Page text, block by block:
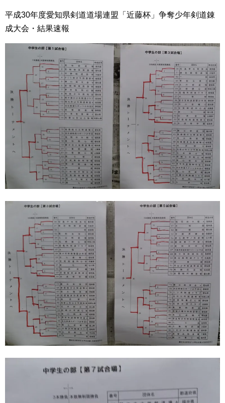
平成30年度愛知県剣道道場連盟「近藤杯」争奪少年剣道錬
成大会・結果速報